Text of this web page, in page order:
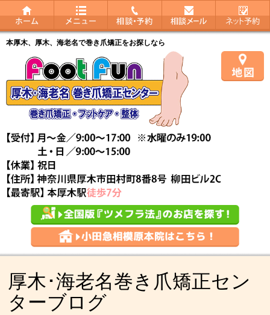
本厚木、厚木、海老名で巻き爪矯正をお探しなら
厚木･海老名巻き爪矯正セン
ターブログ